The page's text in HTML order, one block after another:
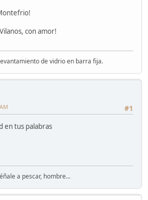
con amor!
de vidrio en barra fija.
#1
en tus palabras
a pescar, hombre...